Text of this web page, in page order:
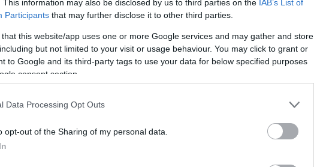
This information may also be disclosed by us to third parties on the IAB’s List of
Participants that may further disclose it to other third parties.
that this website/app uses one or more Google services and may gather and store
but not limited to your visit or usage behaviour. You may click to grant or
to Google and its third-party tags to use your data for below specified purposes
consent section.
Data Processing Opt Outs
opt-out of the Sharing of my personal data.
zaowocuje jeszcze większym
wyjściowo 87 000
o pojemności 112 kWh,
tutaj jednak możliwości bardzo
dużym ułatwieniem w długich